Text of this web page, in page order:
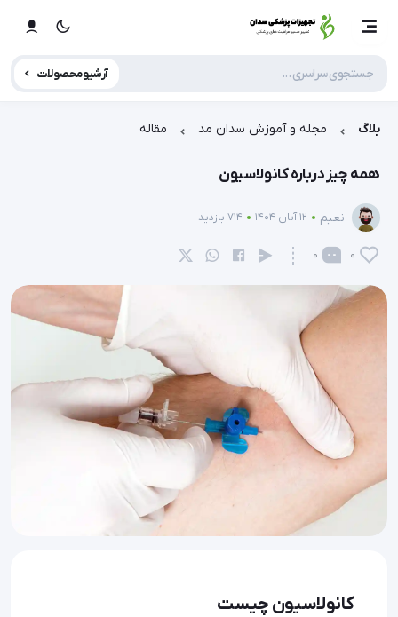
آرشیو محصولات
بلاگ مجله و آموزش سدان مد مقاله
همه چیز درباره کانولاسیون
نعیم 12 آبان 1404 714 بازدید
0
0
کانولاسیون چیست